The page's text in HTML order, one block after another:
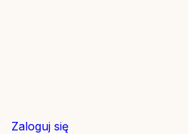
Zaloguj się